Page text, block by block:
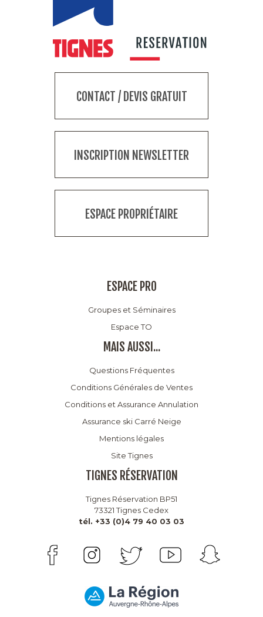
CONTACT / DEVIS GRATUIT
INSCRIPTION NEWSLETTER
ESPACE PROPRIÉTAIRE
ESPACE PRO
Groupes et Séminaires
Espace TO
MAIS AUSSI...
Questions Fréquentes
Conditions Générales de Ventes
Conditions et Assurance Annulation
Assurance ski Carré Neige
Mentions légales
Site Tignes
TIGNES RÉSERVATION
Tignes Réservation BP51
73321 Tignes Cedex
tél. +33 (0)4 79 40 03 03